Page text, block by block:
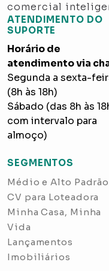
comercial
SEGMENTOS
Médio e Alto Padrão
CV para Loteadora
Minha Casa, Minha
Vida
Lançamentos
Imobiliários
ATENDIMENTO DO
SUPORTE
Horário de
atendimento via
Segunda a sexta-
(8h às 18h)
Sábado (das 8h às
com intervalo para
almoço)